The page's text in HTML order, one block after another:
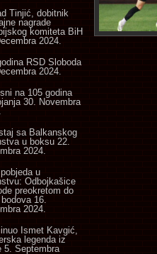
Tinjić, dobitnik
nagrade
komiteta BiH
2024.
RSD Sloboda
2024.
na 105 godina
30. Novembra
sa Balkanskog
u boksu 22.
2024.
u
Odbojkašice
preokretom do
16.
2024.
Ismet Kavgić,
legenda iz
5. Septembra